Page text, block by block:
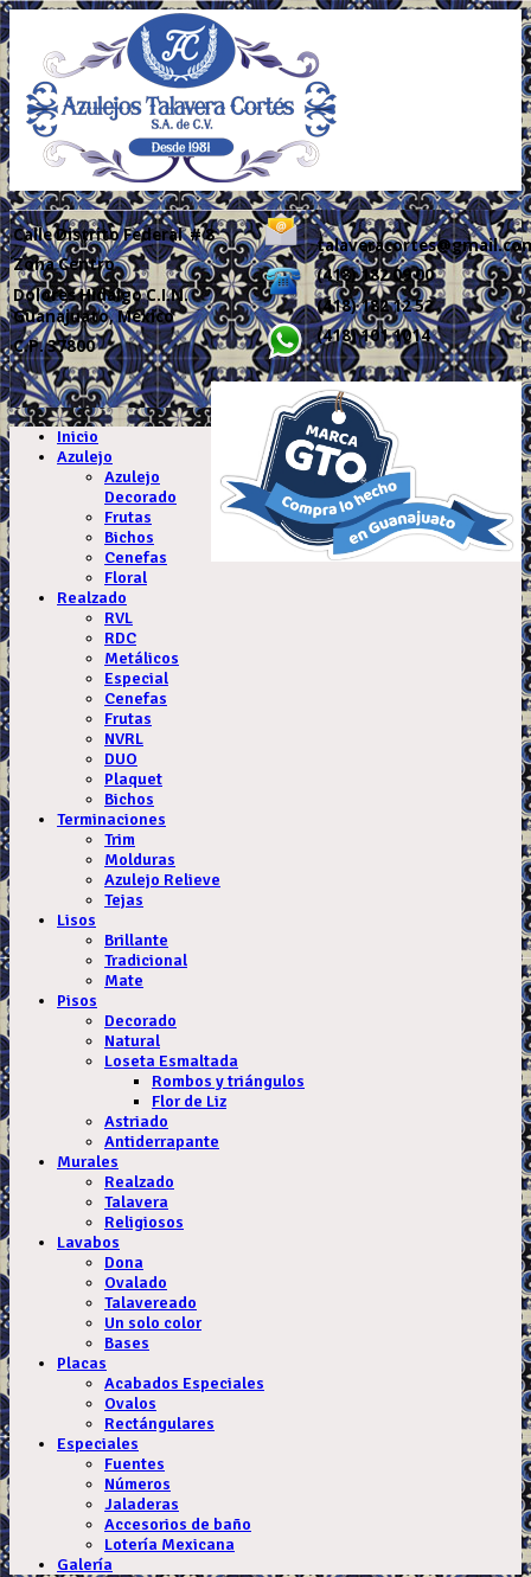
CalleDistrito Federal # 8
Zona Centro
Dolores Hidalgo C.I.N.
Guanajuato, México
C.P. 37800
(418) 182 09 00
(418) 182 12 52
(418) 101 1014
.
Inicio
Azulejo
Azulejo
Decorado
Frutas
Bichos
Cenefas
Floral
Realzado
RVL
RDC
Metálicos
Especial
Cenefas
Frutas
NVRL
DUO
Plaquet
Bichos
Terminaciones
Trim
Molduras
Azulejo Relieve
Tejas
Lisos
Brillante
Tradicional
Mate
Pisos
Decorado
Natural
Loseta Esmaltada
Rombos y triángulos
Flor de Liz
Astriado
Antiderrapante
Murales
Realzado
Talavera
Religiosos
Lavabos
Dona
Ovalado
Talavereado
Un solo color
Bases
Placas
Acabados Especiales
Ovalos
Rectángulares
Especiales
Fuentes
Números
Jaladeras
Accesorios de baño
Lotería Mexicana
Galería